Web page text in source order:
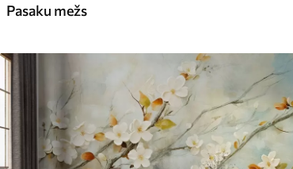
Pasaku mežs